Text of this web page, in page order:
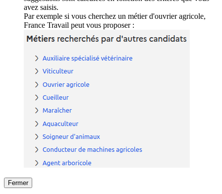
avez saisis.
Par exemple si vous cherchez un métier d'ouvrier agricole,
France Travail peut vous proposer :
Fermer